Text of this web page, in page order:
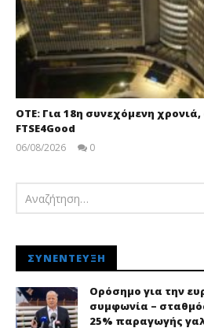
ΟΤΕ: Για 18η συνεχόμενη χρονιά,
FTSE4Good
06/08/2026
0
ΣΥΝΈΝΤΕΥΞΗ
Ορόσημο για την
συμφωνία –
25% παραγωγής